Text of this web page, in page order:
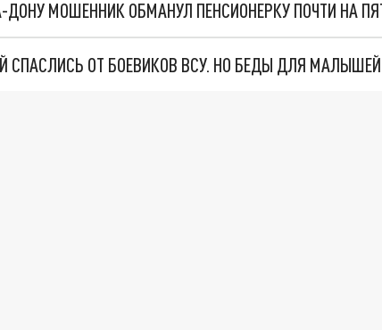
ДОНУ МОШЕННИК ОБМАНУЛ ПЕНСИОНЕРКУ ПОЧТИ НА
СПАСЛИСЬ ОТ БОЕВИКОВ ВСУ. НО БЕДЫ ДЛЯ